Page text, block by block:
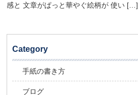
感と 文章がぱっと華やぐ絵柄が 使い […]
Category
手紙の書き方
ブログ